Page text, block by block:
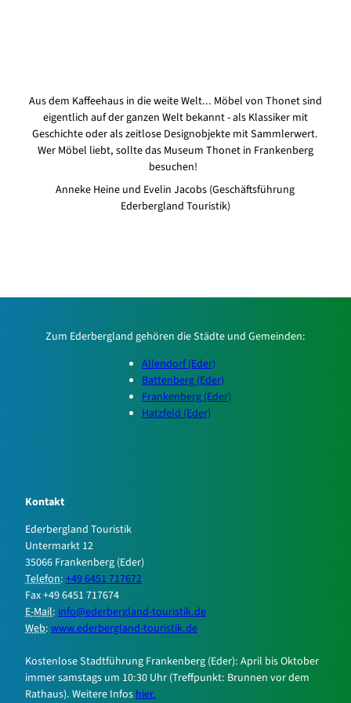
Aus dem Kaffeehaus in die weite Welt... Möbel von Thonet sind
eigentlich auf der ganzen Welt bekannt - als Klassiker mit
Geschichte oder als zeitlose Designobjekte mit Sammlerwert.
Wer Möbel liebt, sollte das Museum Thonet in Frankenberg
besuchen!
Anneke Heine und Evelin Jacobs (Geschäftsführung
Ederbergland Touristik)
Zum Ederbergland gehören die Städte und Gemeinden:
Allendorf (Eder)
Battenberg (Eder)
Frankenberg (Eder)
Hatzfeld (Eder)
Kontakt
Ederbergland Touristik
Untermarkt 12
35066 Frankenberg (Eder)
Telefon: +49 6451 717672
Fax +49 6451 717674
E-Mail: info‎@ederbergland-touristik.de
Web: www.ederbergland-touristik.de
Kostenlose Stadtführung Frankenberg (Eder): April bis Oktober
immer samstags um 10:30 Uhr (Treffpunkt: Brunnen vor dem
Rathaus). Weitere Infoshier.